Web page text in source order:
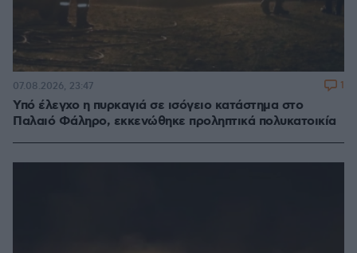
Υπό έλεγχο η πυρκαγιά σε ισόγειο κατάστημα στο
Παλαιό Φάληρο, εκκενώθηκε προληπτικά πολυκατοικία
07.08.2026, 23:47 1